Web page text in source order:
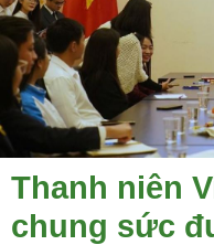
Thanh niên
chung sức